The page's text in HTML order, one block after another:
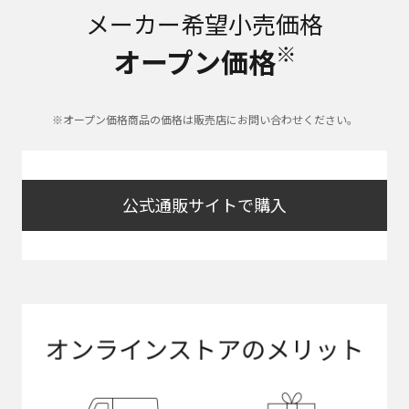
メーカー希望小売価格
オープン価格※
※オープン価格商品の価格は販売店にお問い合わせください。
公式通販サイトで購入